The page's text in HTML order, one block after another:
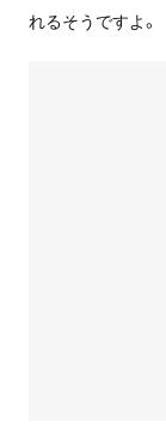
れるそうですよ。